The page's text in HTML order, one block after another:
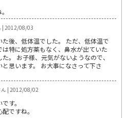
| 2012/08/03
後、低体温でした。 ただ、低体温で
特に処方薬もなく、鼻水が出ていた
。 お子様、元気がないようなので、
思います。 お大事になさって下さ
ん | 2012/08/02
す。
ですね。